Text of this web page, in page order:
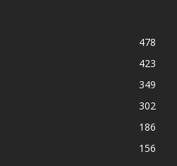
478
423
349
302
186
156